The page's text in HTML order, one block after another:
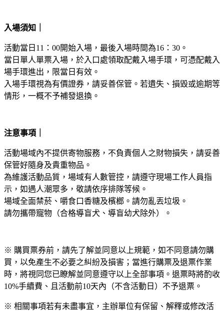
入場須知｜
活動當日11：00開始入場，最後入場時間為16：30。
當日單人單票入場，於入口處領取配戴入場手環，可憑配戴入
場手環進出，限當日有效。
入場手環視為有價證券，請妥善保管。若遺失、損毀或逾期等
情形，一概不予補發退換。
注意事項｜
活動場域內不提供寄物服務，不負責個人之財物損失，請妥善
保管好隨身及貴重物品。
為維護活動品質，場域有人數管控，請遵守現場工作人員指
示，如遇人潮眾多，敬請依序排隊等候。
場域全面禁菸、嚼食口香糖及檳榔。請勿亂丟垃圾。
請勿攜帶寵物（合格導盲犬、導盲幼犬除外）。
※ 購買票券前，請先了解並同意以上規範，如不同意請勿購
買，以免產生不必要之糾紛及損害；當進行購票及退票作業
時，將視同您已瞭解並同意遵守以上全部事項。退票時將酌收
10%手續費、且活動前10天內（不含活動日）不予退票。
※ 相關事項若有未盡事宜，主辦單位有保留、解釋或修改活